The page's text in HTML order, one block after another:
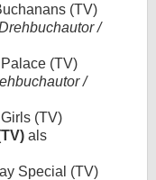
(TV)
/
(TV)
/
(TV)
als
Special (TV)